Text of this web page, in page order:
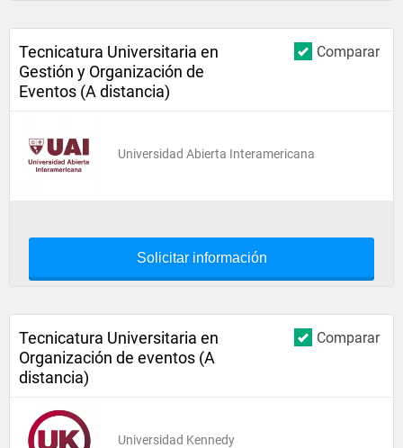
Comparar
Tecnicatura Universitaria en
Gestión y Organización de
Eventos (A distancia)
Universidad Abierta Interamericana
Solicitar información
Comparar
Tecnicatura Universitaria en
Organización de eventos (A
distancia)
Universidad Kennedy